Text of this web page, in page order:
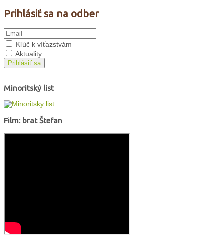
Prihlásiť sa na odber
Kľúč k víťazstvám
Aktuality
Prihlásiť sa
Minoritský list
Film: brat Štefan